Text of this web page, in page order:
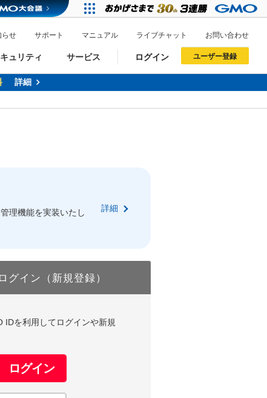
ュリティ サービス
らせ サポート マニュアル ライブチャット お問い合わせ
ログイン
む最新の機能を使う方
可能
ユーザー登録
む最新の機能を使う方
能
詳細
理機能を実装いたし
詳細
グイン（新規登録）
IDを利用してログインや新規